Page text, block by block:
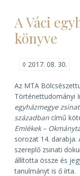
A Váci
könyve
◊ 2017. 08. 30.
Az MTA
Történettudományi
egyházmegye
században című
Emlékek –
sorozat 14. darabja.
szereplő zsinati
állította össze és
tanulmányt is ő írta.